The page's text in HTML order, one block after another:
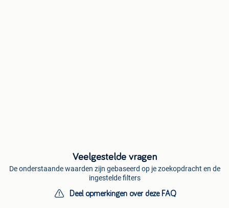
Veelgestelde vragen
De onderstaande waarden zijn gebaseerd op je zoekopdracht en de
ingestelde filters
Deel opmerkingen over deze FAQ